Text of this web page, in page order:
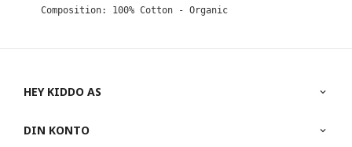
Composition: 100% Cotton - Organic
HEY KIDDO AS
DIN KONTO